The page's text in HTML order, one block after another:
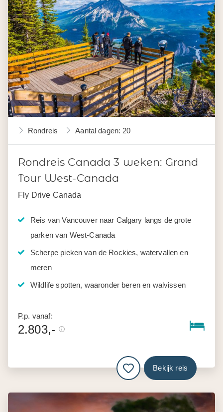
Rondreis Aantal dagen: 20
Rondreis Canada 3 weken: Grand
Tour West-Canada
Fly Drive Canada
Reis van Vancouver naar Calgary langs de grote
parken van West-Canada
Scherpe pieken van de Rockies, watervallen en
meren
Wildlife spotten, waaronder beren en walvissen
P.p. vanaf:
2.803,-
Bekijk reis